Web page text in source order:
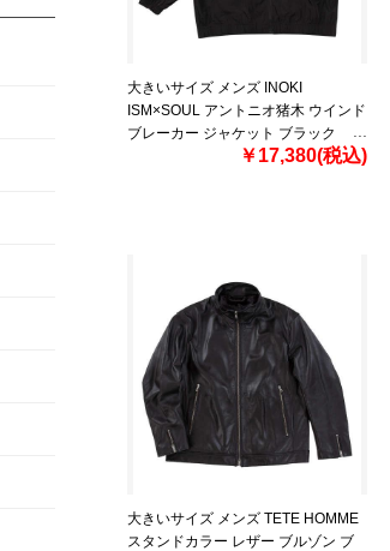
大きいサイズ メンズ INOKI
ISM×SOUL アントニオ猪木 ウインド
ブレーカー ジャケット ブラック
1273-4365-2 3L 4L 5L 6L￥17,380(税込)
大きいサイズ メンズ TETE HOMME
スタンドカラー レザー ブルゾン ブ